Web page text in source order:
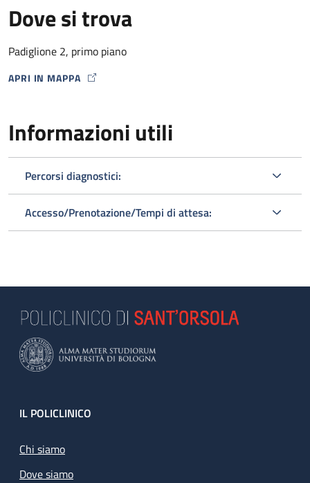
Dove si trova
Padiglione 2, primo piano
APRI IN MAPPA
MAP ICON
Informazioni utili
Percorsi diagnostici:
Accesso/Prenotazione/Tempi di attesa:
Footer
IL POLICLINICO
Chi siamo
Dove siamo